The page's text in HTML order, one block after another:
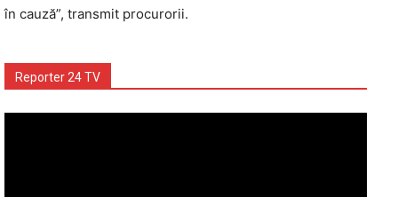
în cauză”, transmit procurorii.
Reporter 24 TV